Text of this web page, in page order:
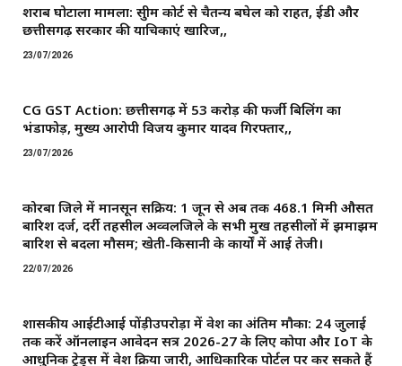
शराब घोटाला मामला: सुप्रीम कोर्ट से चैतन्य बघेल को राहत, ईडी और
छत्तीसगढ़ सरकार की याचिकाएं खारिज,,
23/07/2026
CG GST Action: छत्तीसगढ़ में 53 करोड़ की फर्जी बिलिंग का
भंडाफोड़, मुख्य आरोपी विजय कुमार यादव गिरफ्तार,,
23/07/2026
कोरबा जिले में मानसून सक्रिय: 1 जून से अब तक 468.1 मिमी औसत
बारिश दर्ज, दर्री तहसील अव्वलजिले के सभी प्रमुख तहसीलों में झमाझम
बारिश से बदला मौसम; खेती-किसानी के कार्यों में आई तेजी।
22/07/2026
शासकीय आईटीआई पोंड़ीउपरोड़ा में प्रवेश का अंतिम मौका: 24 जुलाई
तक करें ऑनलाइन आवेदन सत्र 2026-27 के लिए कोपा और IoT के
आधुनिक ट्रेड्स में प्रवेश प्रक्रिया जारी, आधिकारिक पोर्टल पर कर सकते हैं